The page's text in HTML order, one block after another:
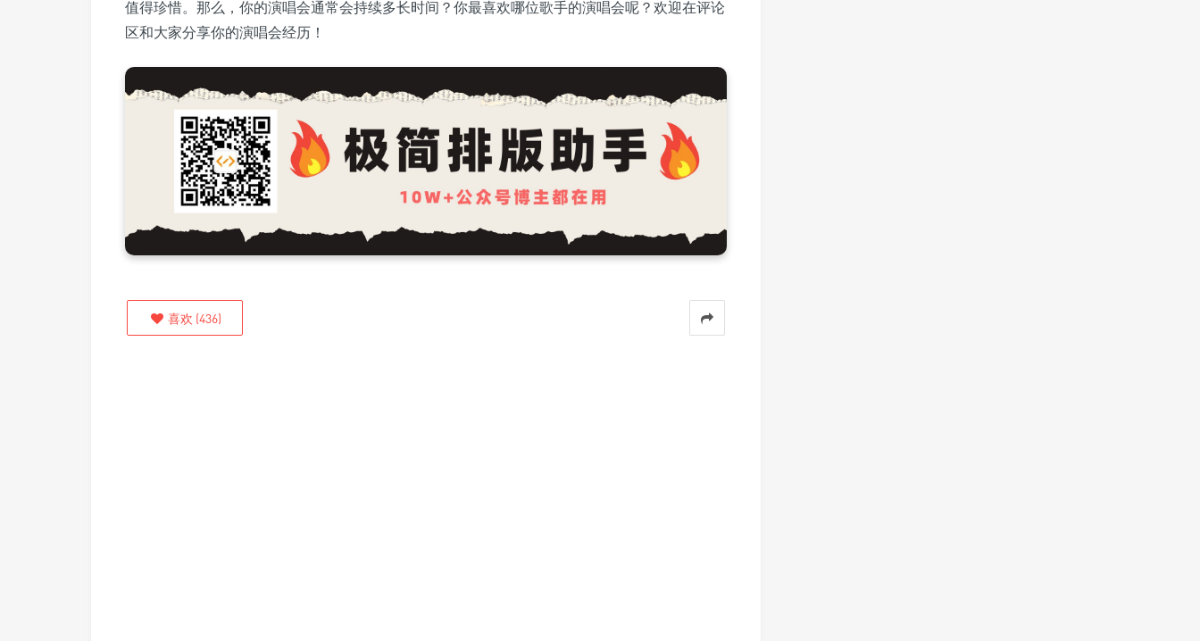
值得珍惜。那么，你的演唱会通常会持续多长时间？你最喜欢哪位歌手的演唱会呢？欢迎在评论
区和大家分享你的演唱会经历！
喜欢 (436)